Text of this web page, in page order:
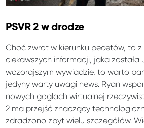
PSVR 2 w drodze
Choć zwrot w kierunku pecetów, to
ciekawszych informacji, jaka została
wczorajszym wywiadzie, to warto
jedyny warty uwagi news. Ryan
nowych goglach wirtualnej
2 ma przejść znaczący
zdradzono zbyt wielu szczegółów.